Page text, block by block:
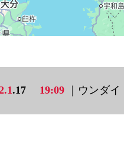
.17 19:09 ｜ウンダイ